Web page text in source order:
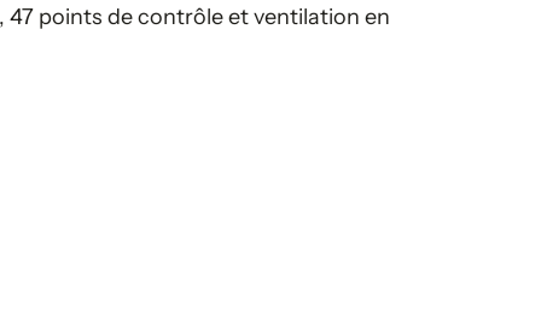
points de contrôle et ventilation en